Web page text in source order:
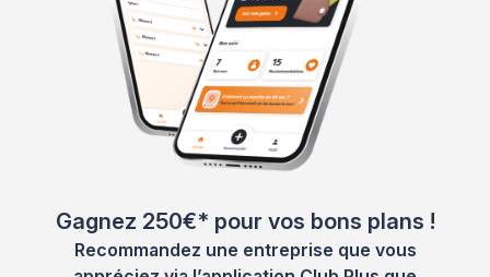
Gagnez 250€* pour vos bons plans !
Recommandez une entreprise que vous